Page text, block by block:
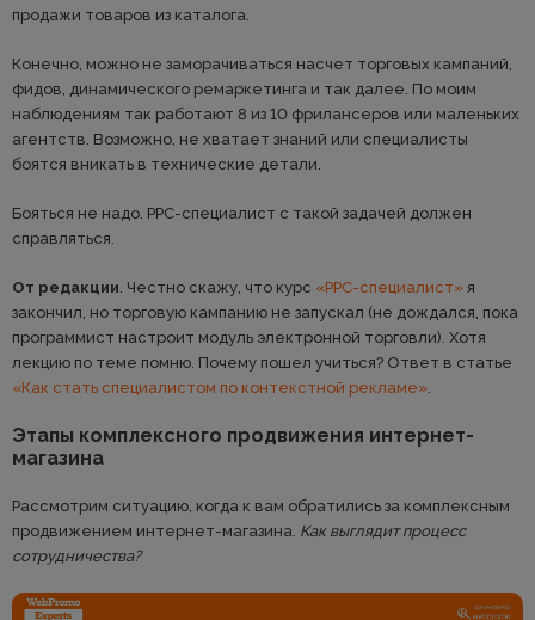
продажи товаров из каталога.
Конечно, можно не заморачиваться насчет торговых кампаний,
фидов, динамического ремаркетинга и так далее. По моим
наблюдениям так работают 8 из 10 фрилансеров или маленьких
агентств. Возможно, не хватает знаний или специалисты
боятся вникать в технические детали.
Бояться не надо. PPC-специалист с такой задачей должен
справляться.
От редакции . Честно скажу, что курс «PPC-специалист» я
закончил, но торговую кампанию не запускал (не дождался, пока
программист настроит модуль электронной торговли). Хотя
лекцию по теме помню. Почему пошел учиться? Ответ в статье
«Как стать специалистом по контекстной рекламе»
Этапы комплексного продвижения интернет-
магазина
Рассмотрим ситуацию, когда к вам обратились за комплексным
продвижением интернет-магазина. Как выглядит процесс
сотрудничества?